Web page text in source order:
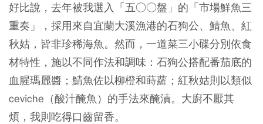
好比說，去年被我選入「五○○盤」的「市場鮮魚三
重奏」，採用來自宜蘭大溪漁港的石狗公、鯖魚、紅
秋姑，皆非珍稀海魚。然而，一道菜三小碟分別依食
材特性，施以不同作法和調味：石狗公搭配番茄底的
血腥瑪麗醬；鯖魚佐以柳橙和蒔蘿；紅秋姑則以類似
ceviche（酸汁醃魚）的手法來醃漬。大廚不厭其
煩，我則吃得口齒留香。